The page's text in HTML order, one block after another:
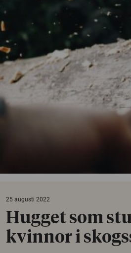
25 augusti 2022
Hugget som
kvinnor i